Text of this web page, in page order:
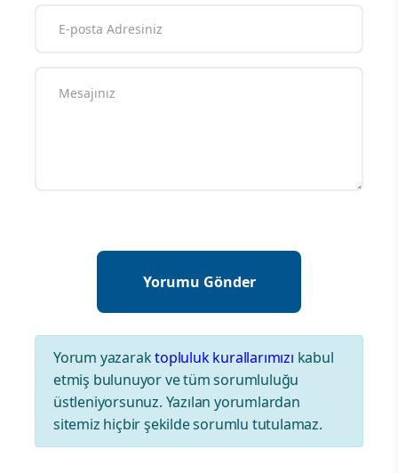
Yorum yazaraktopluluk kurallarımızı kabul
etmiş bulunuyor ve tüm sorumluluğu
üstleniyorsunuz. Yazılan yorumlardan
sitemiz hiçbir şekilde sorumlu tutulamaz.